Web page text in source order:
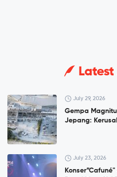
July 29, 2026
Gempa
Jepang:
July 23, 2026